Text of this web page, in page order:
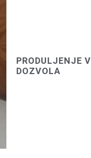
PRODULJENJE
DOZVOLA